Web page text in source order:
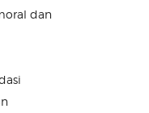
dan